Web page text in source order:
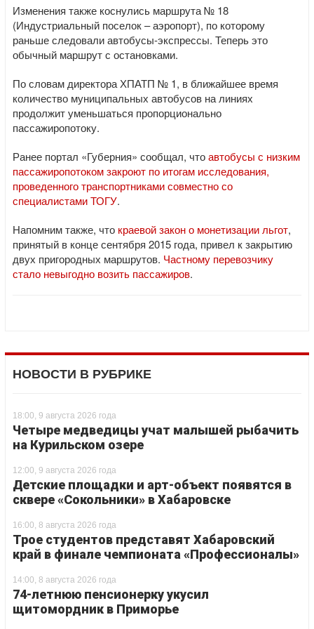
Изменения также коснулись маршрута № 18
(Индустриальный поселок – аэропорт), по которому
раньше следовали автобусы-экспрессы. Теперь это
обычный маршрут с остановками.
По словам директора ХПАТП № 1, в ближайшее время
количество муниципальных автобусов на линиях
продолжит уменьшаться пропорционально
пассажиропотоку.
Ранее портал «Губерния» сообщал, чтоавтобусы с низким
пассажиропотоком закроют по итогам исследования,
проведенного транспортниками совместно со
специалистами ТОГУ.
Напомним также, что краевой закон о монетизации льгот,
принятый в конце сентября 2015 года, привел к закрытию
двух пригородных маршрутов. Частному перевозчику
стало невыгодно возить пассажиров.
НОВОСТИ В РУБРИКЕ
18:00, 9 августа 2026 года
Четыре медведицы учат малышей рыбачить
на Курильском озере
12:00, 9 августа 2026 года
Детские площадки и арт-объект появятся в
сквере «Сокольники» в Хабаровске
16:00, 8 августа 2026 года
Трое студентов представят Хабаровский
край в финале чемпионата «Профессионалы»
14:00, 8 августа 2026 года
74-летнюю пенсионерку укусил
щитомордник в Приморье